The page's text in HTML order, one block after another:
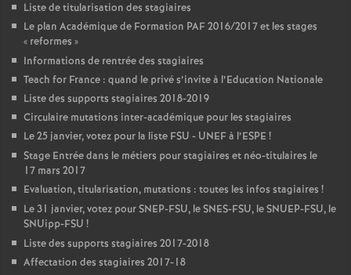
Liste de titularisation des stagiaires
Le plan Académique de Formation PAF2016/2017 et les stages
« reformes »
Informations de rentrée des stagiaires
Teach for France : quand le privé s’invite à l’Education Nationale
Liste des supports stagiaires 2018-2019
Circulaire mutations inter-académique pour les stagiaires
Le 25 janvier, votez pour la liste FSU - UNEFà l’ESPE !
Stage Entrée dans le métiers pour stagiaires et néo-titulaires le
17 mars 2017
Evaluation, titularisation, mutations : toutes les infos stagiaires !
Le 31 janvier, votez pourSNEP-FSU, leSNES-FSU, leSNUEP-FSU, le
SNUipp-FSU !
Liste des supports stagiaires 2017-2018
Affectation des stagiaires 2017-18